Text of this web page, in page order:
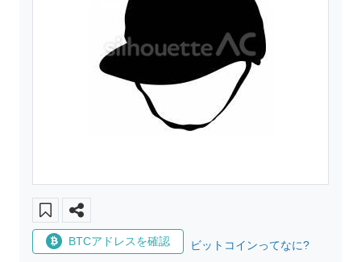
BTCアドレスを確認 ビットコインってなに?